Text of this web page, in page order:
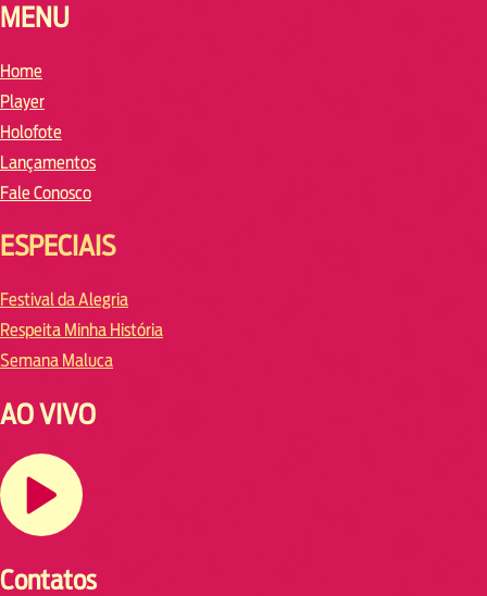
MENU
Home
Player
Holofote
Lançamentos
Fale Conosco
ESPECIAIS
Festival da Alegria
Respeita Minha História
Semana Maluca
AO VIVO
Contatos